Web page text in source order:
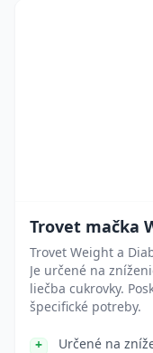
Trovet mačka
Trovet Weight a
Je určené na
liečba cukrovky.
špecifické potreby.
Určené na